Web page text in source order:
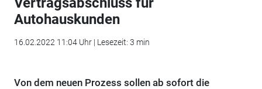
Autohauskunden
16.02.2022 11:04 Uhr | Lesezeit: 3 min
Von dem neuen Prozess sollen ab sofort die